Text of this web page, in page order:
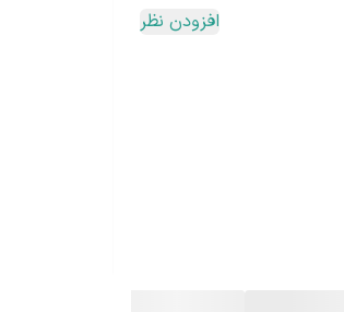
بود و محدودیت کمتری در
افزودن نظر